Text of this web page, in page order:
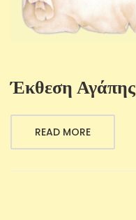
Έκθεση Αγάπης
READ MORE